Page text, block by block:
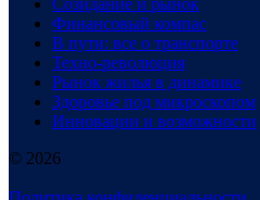
Финансовый компас
В пути: все о транспорте
Техно-революция
Рынок жилья в динамике
Здоровье под микроскопом
Инновации и возможности
© 2026